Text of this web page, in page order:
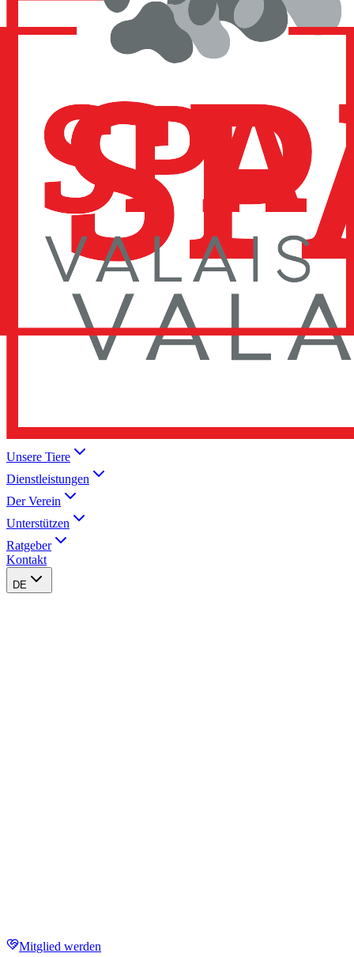
Unsere Tiere
Dienstleistungen
Der Verein
Unterstützen
Ratgeber
Kontakt
DE
Mitglied werden